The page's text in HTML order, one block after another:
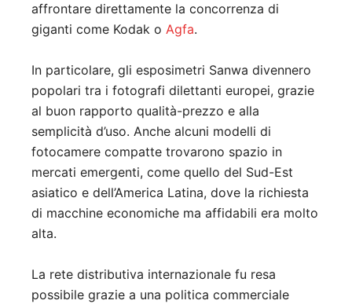
affrontare direttamente la concorrenza di
giganti come Kodak o Agfa.
In particolare, gli esposimetri Sanwa divennero
popolari tra i fotografi dilettanti europei, grazie
al buon rapporto qualità-prezzo e alla
semplicità d’uso. Anche alcuni modelli di
fotocamere compatte trovarono spazio in
mercati emergenti, come quello del Sud-Est
asiatico e dell’America Latina, dove la richiesta
di macchine economiche ma affidabili era molto
alta.
La rete distributiva internazionale fu resa
possibile grazie a una politica commerciale